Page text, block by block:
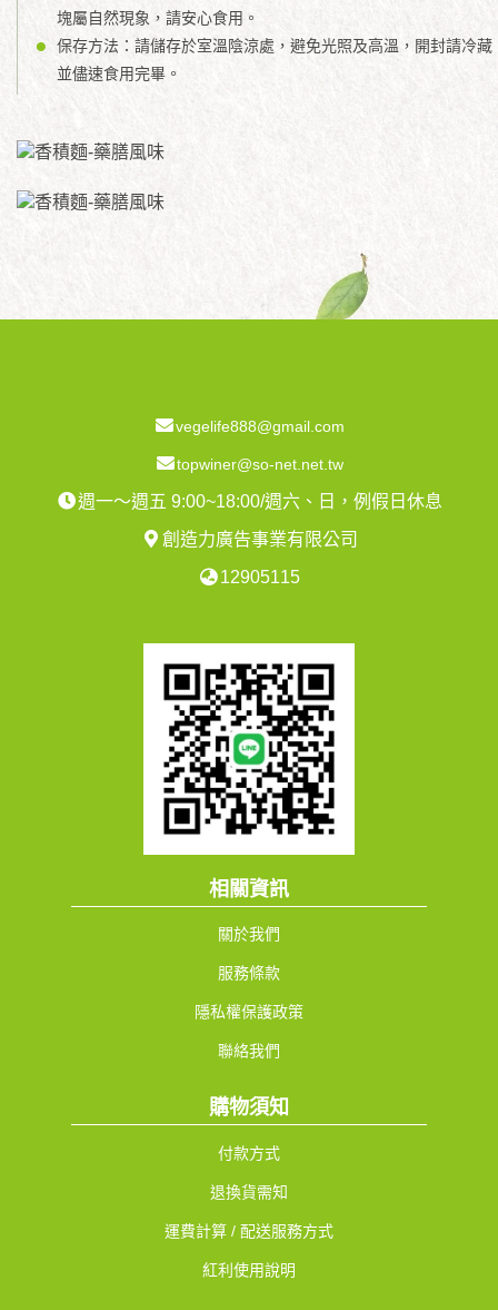
塊屬自然現象，請安心食用。
保存方法：請儲存於室溫陰涼處，避免光照及高溫，開封請冷藏
並儘速食用完畢。
vegelife888@gmail.com
topwiner@so-net.net.tw
週一～週五 9:00~18:00/週六、日，例假日休息
創造力廣告事業有限公司
12905115
相關資訊
關於我們
服務條款
隱私權保護政策
聯絡我們
購物須知
付款方式
退換貨需知
運費計算 / 配送服務方式
紅利使用說明